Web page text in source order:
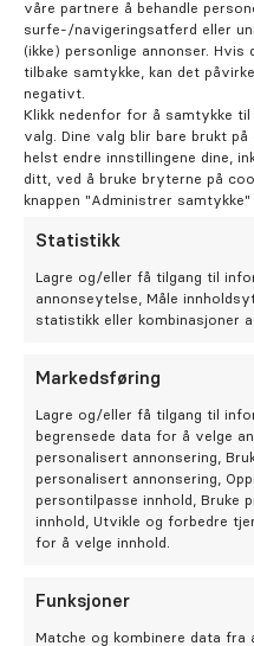
våre partnere å behandle
surfe-/navigeringsatferd eller
(ikke) personlige annonser. Hvis
tilbake samtykke, kan det
negativt.
Klikk nedenfor for å samtykke
valg. Dine valg blir bare brukt
helst endre innstillingene dine,
ditt, ved å bruke bryterne på
knappen "Administrer samtykke"
Statistikk
Lagre og/eller få tilgang til
annonseytelse, Måle
statistikk eller kombinasjoner
Markedsføring
Lagre og/eller få tilgang til
begrensede data for å velge
personalisert annonsering,
personalisert annonsering,
persontilpasse innhold, Bruke
innhold, Utvikle og forbedre
for å velge innhold.
Funksjoner
Matche og kombinere data fra
av psykologi. Som
være lege, håndtverker
Hva er du mest opptatt
Jeg er svært opptatt av
føle seg trygg i
helse. Med det mener
se over tennene, men
tunge, svelg, munnhelse
pasientens helsetilstand
krav hver enkelt pasient
viktig at pasienten får
behandlingsalternativer,
behandling.
Beste